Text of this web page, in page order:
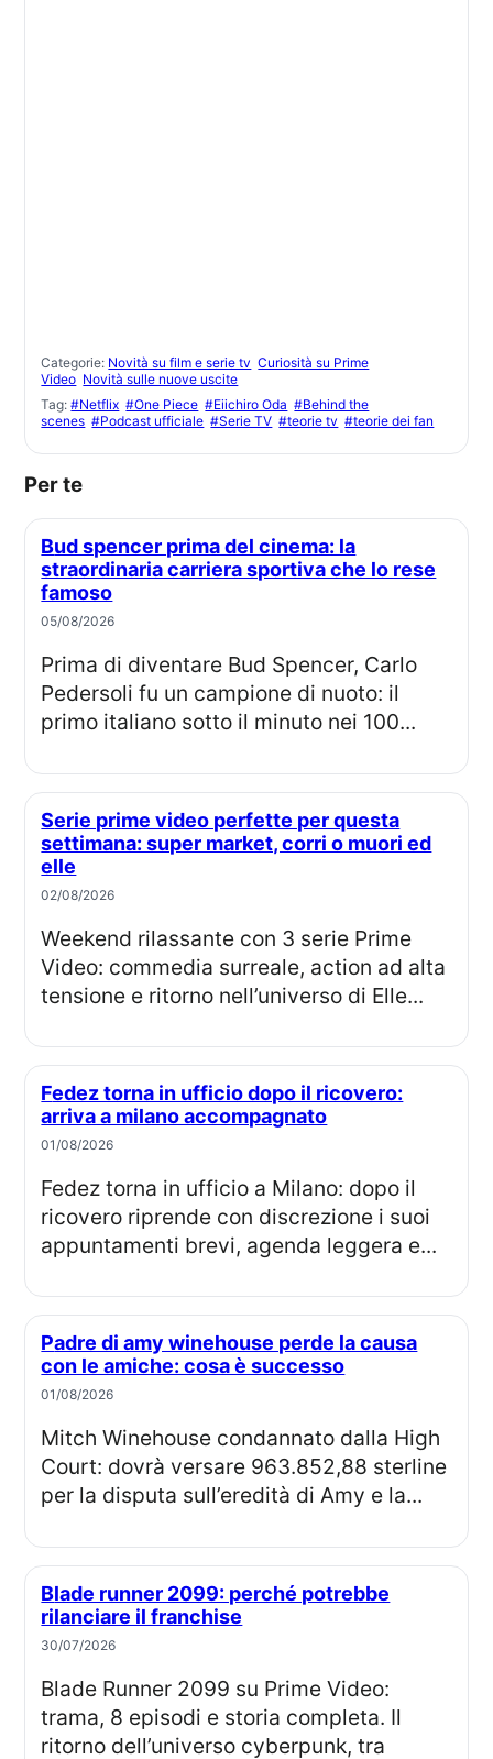
Categorie: Novità su film e serie tv Curiosità su Prime
Video Novità sulle nuove uscite
Tag:#Netflix #One Piece #Eiichiro Oda #Behind the
scenes #Podcast ufficiale #Serie TV #teorie tv #teorie dei fan
Per te
Bud spencer prima del cinema: la
straordinaria carriera sportiva che lo rese
famoso
05/08/2026
Prima di diventare Bud Spencer, Carlo
Pedersoli fu un campione di nuoto: il
primo italiano sotto il minuto nei 100...
Serie prime video perfette per questa
settimana: super market, corri o muori ed
elle
02/08/2026
Weekend rilassante con 3 serie Prime
Video: commedia surreale, action ad alta
tensione e ritorno nell’universo di Elle...
Fedez torna in ufficio dopo il ricovero:
arriva a milano accompagnato
01/08/2026
Fedez torna in ufficio a Milano: dopo il
ricovero riprende con discrezione i suoi
appuntamenti brevi, agenda leggera e...
Padre di amy winehouse perde la causa
con le amiche: cosa è successo
01/08/2026
Mitch Winehouse condannato dalla High
Court: dovrà versare 963.852,88 sterline
per la disputa sull’eredità di Amy e la...
Blade runner 2099: perché potrebbe
rilanciare il franchise
30/07/2026
Blade Runner 2099 su Prime Video:
trama, 8 episodi e storia completa. Il
ritorno dell’universo cyberpunk, tra